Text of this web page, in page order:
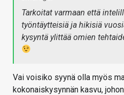
Tarkoitat varmaan että
työntäytteisiä ja hikisiä
kysyntä ylittää omien
Vai voisiko syynä olla myös
kokonaiskysynnän kasvu,